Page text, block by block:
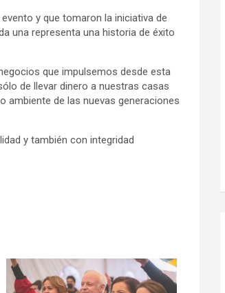
y que tomaron la iniciativa de
una representa una historia de éxito
que impulsemos desde esta
de llevar dinero a nuestras casas
ambiente de las nuevas generaciones
y también con integridad